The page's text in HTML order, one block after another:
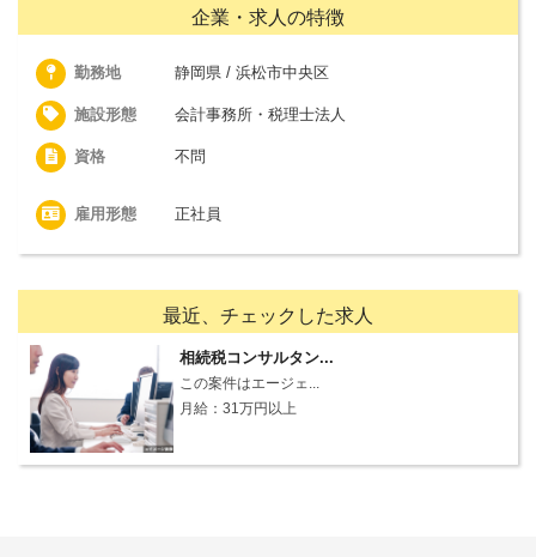
企業・求人の特徴
勤務地 静岡県 / 浜松市中央区
施設形態 会計事務所・税理士法人
資格 不問
雇用形態 正社員
最近、チェックした求人
相続税コンサルタン...
この案件はエージェ...
月給：31万円以上